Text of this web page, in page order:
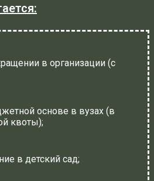
в организации (с
основе в вузах (в
квоты);
в детский сад;